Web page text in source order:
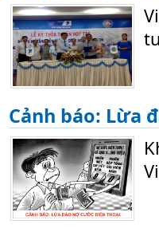
Cảnh báo: Lừa